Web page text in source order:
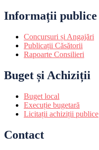
Informații publice
Concursuri și Angajări
Publicații Căsătorii
Rapoarte Consilieri
Buget și Achiziții
Buget local
Execuție bugetară
Licitații achiziții publice
Contact